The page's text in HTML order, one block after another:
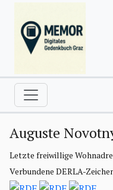
Auguste
Letzte freiwillige
Verbundene DERLA-